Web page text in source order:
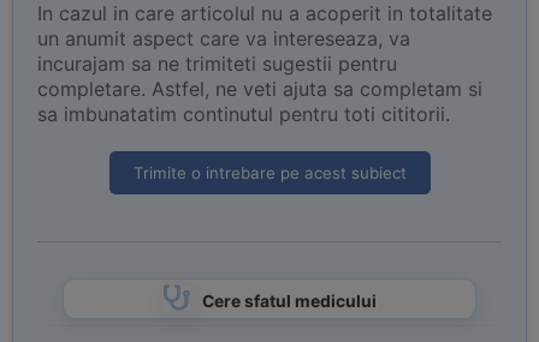
In cazul in care articolul nu a acoperit in totalitate
un anumit aspect care va intereseaza, va
incurajam sa ne trimiteti sugestii pentru
completare. Astfel, ne veti ajuta sa completam si
sa imbunatatim continutul pentru toti cititorii.
Trimite o intrebare pe acest subiect
Cere sfatul medicului